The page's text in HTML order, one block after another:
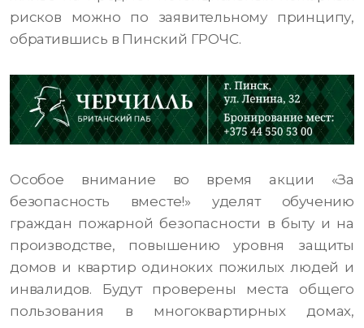
рисков можно по заявительному принципу,
обратившись в Пинский ГРОЧС.
Особое внимание во время акции «За
безопасность вместе!» уделят обучению
граждан пожарной безопасности в быту и на
производстве, повышению уровня защиты
домов и квартир одиноких пожилых людей и
инвалидов. Будут проверены места общего
пользования в многоквартирных домах,